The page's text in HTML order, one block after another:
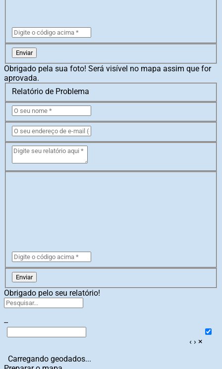
Enviar
Obrigado pela sua foto! Será visível no mapa assim que for
aprovada.
Relatório de Problema
Enviar
Obrigado pelo seu relatório!
--
‹ › ×
Carregando geodados...